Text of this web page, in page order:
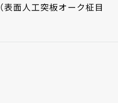
面人工突板オーク柾目